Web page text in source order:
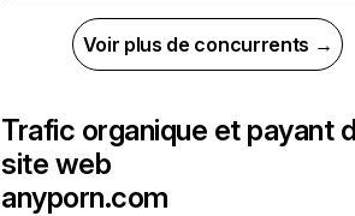
Voir plus de concurrents →
Trafic organique et payant
site web
anyporn.com